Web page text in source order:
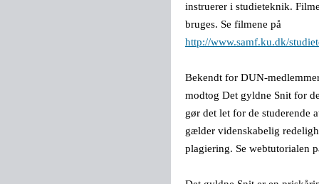
instruerer i studieteknik.
bruges. Se filmene på
http://www.samf.ku.dk/
Bekendt for DUN-
modtog Det gyldne Snit for
gør det let for de studerende
gælder videnskabelig
plagiering. Se webtutorialen